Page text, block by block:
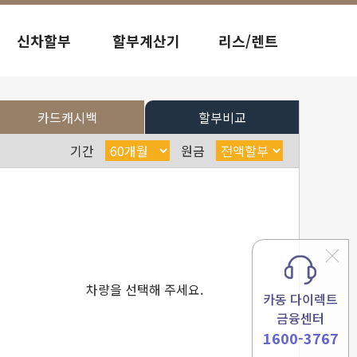
신차할부 할부계산기 리스/렌트
카드캐시백
할부비교
기간
원금
차량을 선택해 주세요.
카동 다이렉트
금융센터
1600-3767